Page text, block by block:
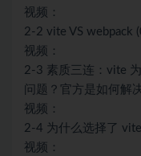
视频：
2-2 vite VS webpack
视频：
2-3 素质三连：vite
问题？官方是如何解
视频：
2-4 为什么选择了
视频：